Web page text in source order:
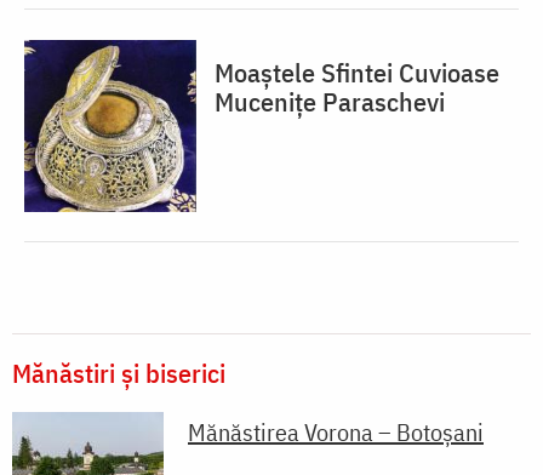
Moaștele Sfintei Cuvioase
Mucenițe Paraschevi
Mănăstiri și biserici
Mănăstirea Vorona – Botoșani